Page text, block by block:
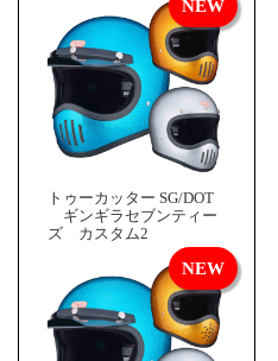
トゥーカッター SG/DOT
ギンギラセブンティー
ズ カスタム2